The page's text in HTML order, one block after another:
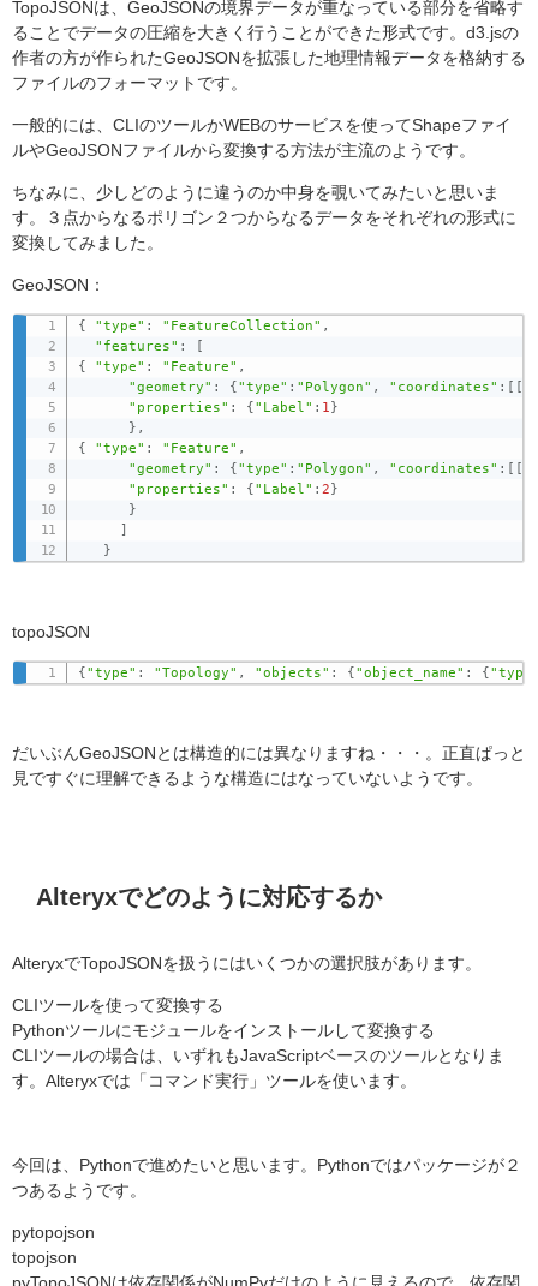
TopoJSONは、GeoJSONの境界データが重なっている部分を省略す
ることでデータの圧縮を大きく行うことができた形式です。d3.jsの
作者の方が作られたGeoJSONを拡張した地理情報データを格納する
ファイルのフォーマットです。
一般的には、CLIのツールかWEBのサービスを使ってShapeファイ
ルやGeoJSONファイルから変換する方法が主流のようです。
ちなみに、少しどのように違うのか中身を覗いてみたいと思いま
す。３点からなるポリゴン２つからなるデータをそれぞれの形式に
変換してみました。
GeoJSON：
{ "type" : "FeatureCollection" ,
"features" :
[
{
"type" : "Feature" ,
"geometry" : {"type" : "Polygon" , "coordinates" : [ [
"properties" : {"Label" : 1}
} ,
{
"type" : "Feature" ,
"geometry" : {"type" : "Polygon" , "coordinates" : [ [
"properties" : {"Label" :2}
}
]
}
topoJSON
{"type" : "Topology" , "objects" : {"object_name" : {
だいぶんGeoJSONとは構造的には異なりますね・・・。正直ぱっと
見ですぐに理解できるような構造にはなっていないようです。
Alteryxでどのように対応するか
AlteryxでTopoJSONを扱うにはいくつかの選択肢があります。
CLIツールを使って変換する
Pythonツールにモジュールをインストールして変換する
CLIツールの場合は、いずれもJavaScriptベースのツールとなりま
す。Alteryxでは「コマンド実行」ツールを使います。
今回は、Pythonで進めたいと思います。Pythonではパッケージが２
つあるようです。
pytopojson
topojson
pyTopoJSONは依存関係がNumPyだけのように見えるので、依存関